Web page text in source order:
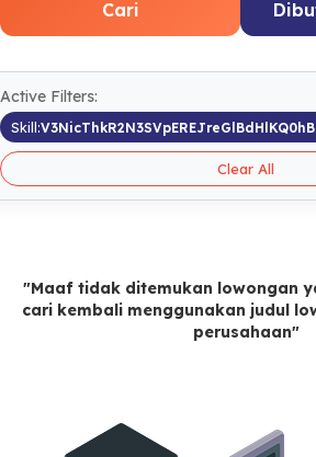
Cari
Active Filters:
Skill:
Clear All
"Maaf tidak ditemukan lowongan
cari kembali menggunakan judul
perusahaan"